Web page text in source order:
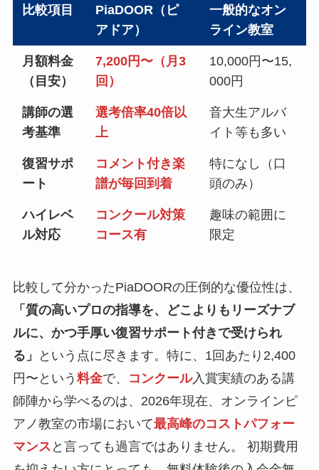
比較項目
PiaDOOR（ピ
アドア）
一般的なオン
ライン教室
月額料金
（目安）
7,200円〜（月3
回）
10,000円〜15,
000円
講師の選
考基準
選考倍率40倍以
上
音大生アルバ
イト等も多い
復習サポ
ート
コメント付き楽
譜が毎回到着
特になし（口
頭のみ）
ハイレベ
ル対応
コンクール対策
コース有
趣味の範囲に
限定
比較して分かったPiaDOORの圧倒的な優位性は、
「質の高いプロの指導を、どこよりもリーズナブ
ルに、かつ手厚い復習サポート付きで受けられ
る」
という点に尽きます。特に、1回あたり2,400
円〜という 料金で、 コンクール入賞実績のある講
師陣から学べるのは、2026年現在、オンラインピ
アノ教室の市場において最高峰のコストパフォー
マンス と言っても過言ではありません。 初期費用